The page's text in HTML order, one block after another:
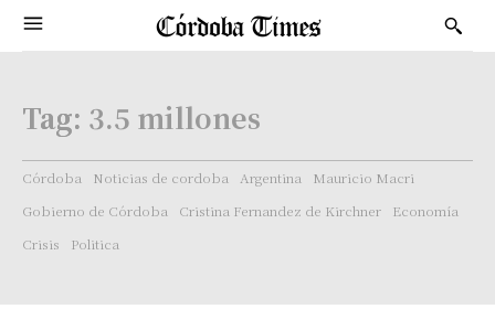
Tag: 3.5 millones
Córdoba Noticias de cordoba Argentina
Mauricio Macri
Gobierno de Córdoba
Cristina Fernandez de Kirchner
Economía
Crisis
Politica